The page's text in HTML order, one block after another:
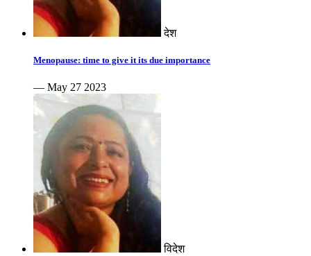
देश
Menopause: time to give it its due importance
— May 27 2023
विदेश